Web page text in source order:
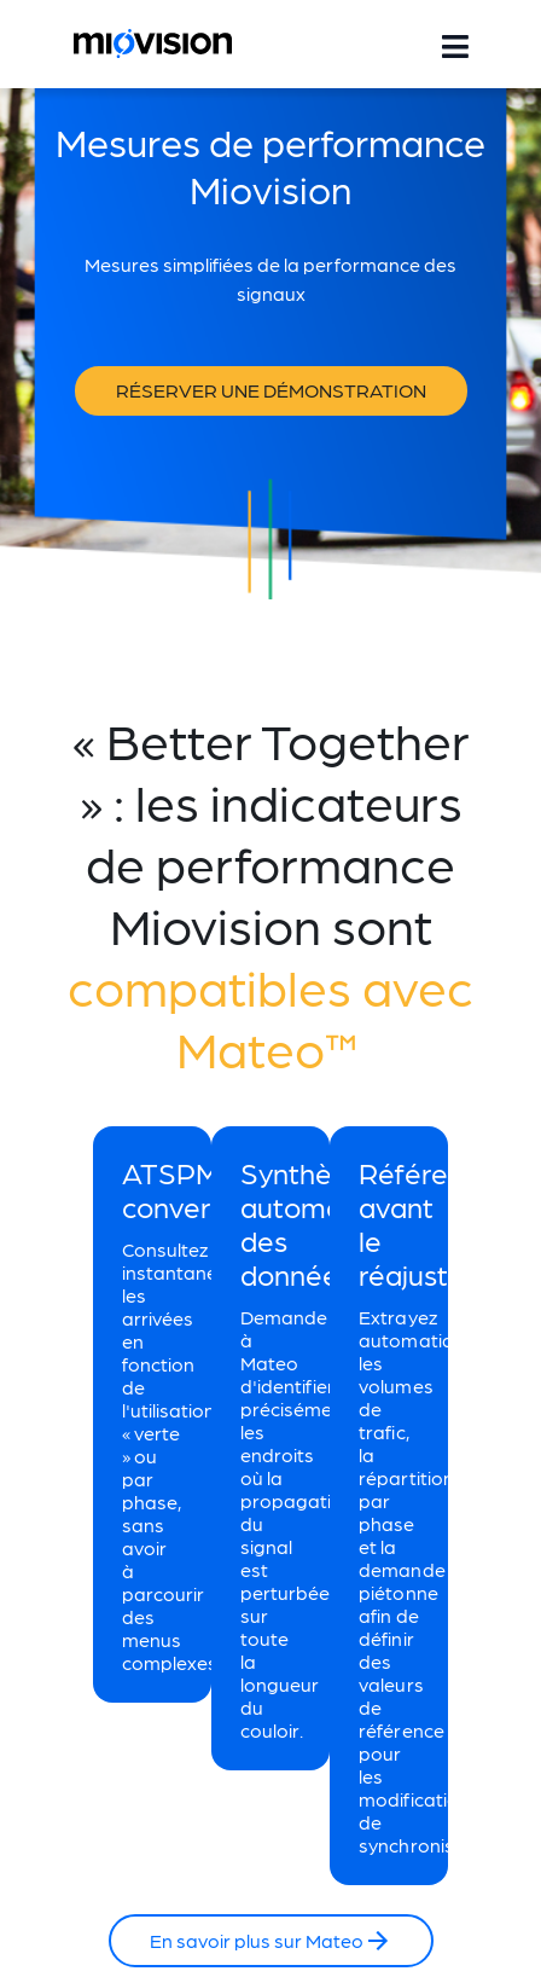
Mesures de performance
Miovision
Mesures simplifiées de la performance des
signaux
RÉSERVER UNE DÉMONSTRATION
« Better Together
» : les indicateurs
de performance
Miovision sont
compatibles avec
Mateo™
ATSPM
conversationnels.
Consultez
instantanément
les
arrivées
en
fonction
de
l'utilisation
« verte
» ou
par
phase,
sans
avoir
à
parcourir
des
menus
complexes.
Synthèse
automatisée
des
données.
Demande
à
Mateo
d'identifier
précisément
les
endroits
où la
propagation
du
signal
est
perturbée
sur
toute
la
longueur
du
couloir.
Références
avant
le
réajustement.
Extrayez
automatiquement
les
volumes
de
trafic,
la
répartition
par
phase
et la
demande
piétonne
afin de
définir
des
valeurs
de
référence
pour
les
modifications
de
synchronisation.
En savoir plus sur Mateo